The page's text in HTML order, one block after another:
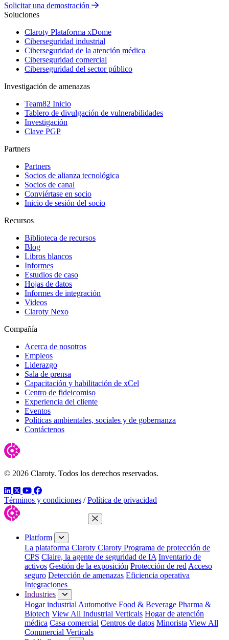
Solicitar una demostración
Soluciones
Claroty Plataforma xDome
Ciberseguridad industrial
Ciberseguridad de la atención médica
Ciberseguridad comercial
Ciberseguridad del sector público
Investigación de amenazas
Team82 Inicio
Tablero de divulgación de vulnerabilidades
Investigación
Clave PGP
Partners
Partners
Socios de alianza tecnológica
Socios de canal
Conviértase en socio
Inicio de sesión del socio
Recursos
Biblioteca de recursos
Blog
Libros blancos
Informes
Estudios de caso
Hojas de datos
Informes de integración
Videos
Claroty Nexo
Compañía
Acerca de nosotros
Empleos
Liderazgo
Sala de prensa
Capacitación y habilitación de xCel
Centro de fideicomiso
Experiencia del cliente
Eventos
Políticas ambientales, sociales y de gobernanza
Contáctenos
© 2026 Claroty. Todos los derechos reservados.
LinkedIn
TwitterYouTube
Facebook
Términos y condiciones / Política de privacidad
Close Menu
Platform
La plataforma Claroty Claroty Programa de protección de
CPS Claire, la agente de seguridad de IA Inventario de
activos Gestión de la exposición Protección de red Acceso
seguro Detección de amenazas Eficiencia operativa
Integraciones
Industries
Hogar industrial Automotive Food & Beverage Pharma &
Biotech View All Industrial Verticals Hogar de atención
médica Casa comercial Centros de datos Minorista View All
Commercial Verticals